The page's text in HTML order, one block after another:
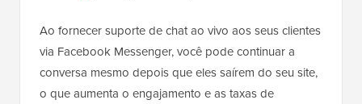
Ao fornecer suporte de chat ao vivo aos seus clientes
via Facebook Messenger, você pode continuar a
conversa mesmo depois que eles saírem do seu site,
o que aumenta o engajamento e as taxas de